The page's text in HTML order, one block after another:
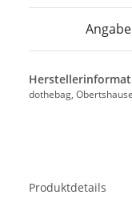
dothebag,
Produktdetails